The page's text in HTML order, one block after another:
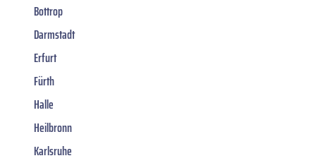
Bottrop
Darmstadt
Erfurt
Fürth
Halle
Heilbronn
Karlsruhe